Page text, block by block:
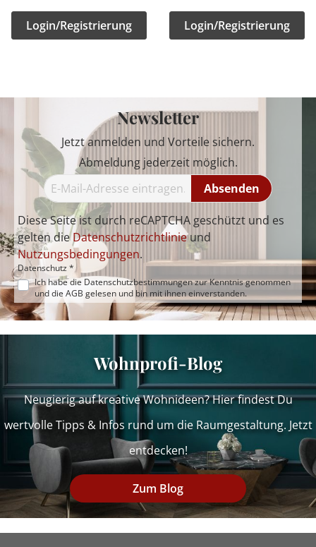
Login/Registrierung Login/Registrierung
Newsletter
Jetzt anmelden und Vorteile sichern.
Abmeldung jederzeit möglich.
Absenden
Diese Seite ist durch reCAPTCHA geschützt und es
gelten dieDatenschutzrichtlinieund
Nutzungsbedingungen.
Datenschutz *
Ich habe die Datenschutzbestimmungenzur Kenntnis genommen
und die AGB gelesen und bin mit ihnen einverstanden.
Wohnprofi-Blog
Neugierig auf kreative Wohnideen? Hier findest Du
wertvolle Tipps & Infos rund um die Raumgestaltung. Jetzt
entdecken!
Zum Blog